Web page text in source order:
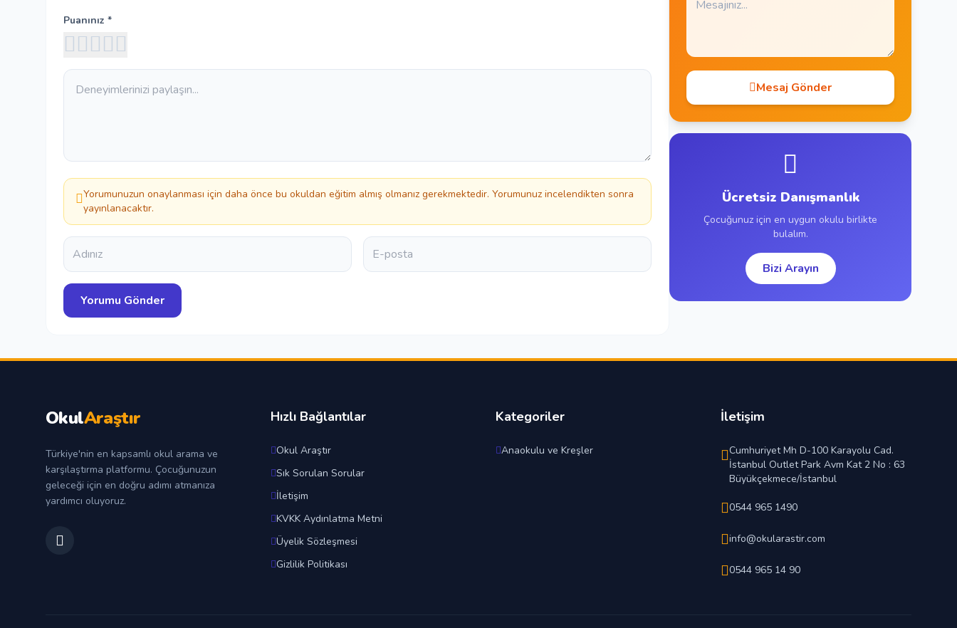
Puanınız *
Yorumunuzun onaylanması için daha önce bu okuldan eğitim almış olmanız gerekmektedir. Yorumunuz incelendikten sonra
yayınlanacaktır.
Mesaj Gönder
Ücretsiz Danışmanlık
Çocuğunuz için en uygun okulu birlikte
bulalım.
Bizi Arayın
OkulAraştır
Türkiye'nin en kapsamlı okul arama ve
karşılaştırma platformu. Çocuğunuzun
geleceği için en doğru adımı atmanıza
yardımcı oluyoruz.
Hızlı Bağlantılar
Okul Araştır
Sık Sorulan Sorular
İletişim
KVKK Aydınlatma Metni
Üyelik Sözleşmesi
Gizlilik Politikası
Kategoriler
Anaokulu ve Kreşler
İletişim
Cumhuriyet Mh D-100 Karayolu Cad.
İstanbul Outlet Park Avm Kat 2 No : 63
Büyükçekmece/İstanbul
0544 965 1490
info@okularastir.com
0544 965 14 90